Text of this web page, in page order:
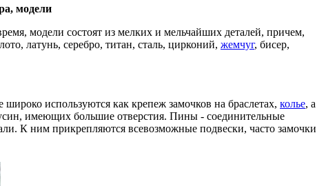
модели
модели состоят из мелких и мельчайших деталей, причем,
латунь, серебро, титан, сталь, цирконий, жемчуг, бисер,
используются как крепеж замочков на браслетах, колье, а
имеющих большие отверстия. Пины - соединительные
К ним прикрепляются всевозможные подвески, часто замочки